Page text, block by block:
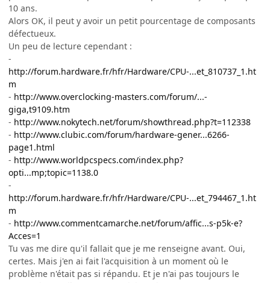
10 ans.
Alors OK, il peut y avoir un petit pourcentage de composants
défectueux.
Un peu de lecture cependant :
-
http://forum.hardware.fr/hfr/Hardware/CPU-...et_810737_1.ht
m
- http://www.overclocking-masters.com/forum/...-
giga,t9109.htm
- http://www.nokytech.net/forum/showthread.php?t=112338
- http://www.clubic.com/forum/hardware-gener...6266-
page1.html
- http://www.worldpcspecs.com/index.php?
opti...mp;topic=1138.0
-
http://forum.hardware.fr/hfr/Hardware/CPU-...et_794467_1.ht
m
- http://www.commentcamarche.net/forum/affic...s-p5k-e?
Acces=1
Tu vas me dire qu'il fallait que je me renseigne avant. Oui,
certes. Mais j'en ai fait l'acquisition à un moment où le
problème n'était pas si répandu. Et je n'ai pas toujours le